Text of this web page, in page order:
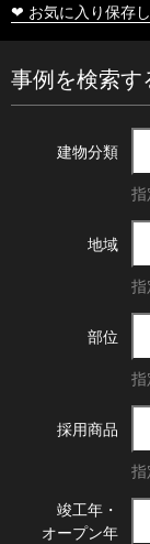
❤ お気に入り保存
事例を検索す
建物分類
指
地域
指
部位
指
採用商品
指
竣工年・
オープン年